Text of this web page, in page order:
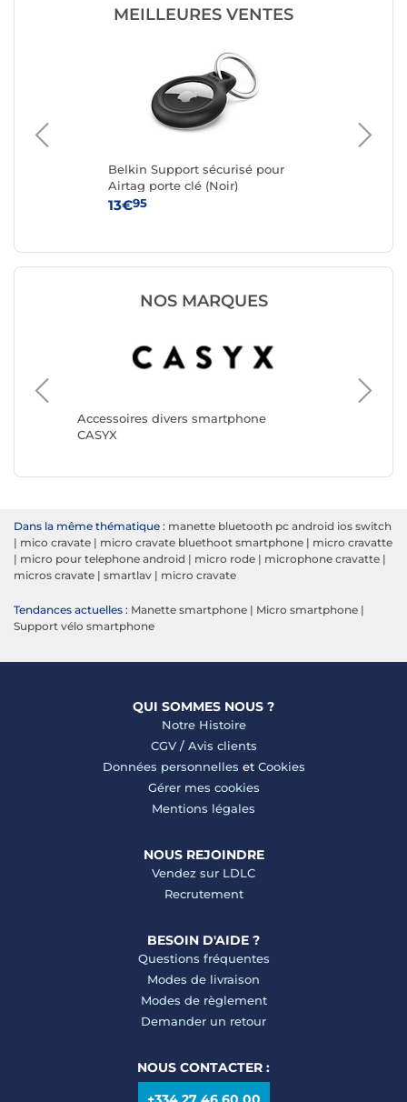
MEILLEURES VENTES
Belkin Support sécurisé pour
Airtag porte clé (Noir)
13€95
NOS MARQUES
Accessoires divers smartphone
CASYX
Boya
Dans la même thématique : manette bluetooth pc android ios switch
| mico cravate | micro cravate bluethoot smartphone | micro cravatte
| micro pour telephone android | micro rode | microphone cravatte |
micros cravate | smartlav | micro cravate
Tendances actuelles : Manette smartphone | Micro smartphone |
Support vélo smartphone
QUI SOMMES NOUS ?
Notre Histoire
CGV/ Avis clients
Données personnelles et Cookies
Gérer mes cookies
Mentions légales
NOUS REJOINDRE
Vendez sur LDLC
Recrutement
BESOIN D'AIDE ?
Questions fréquentes
Modes de livraison
Modes de règlement
Demander un retour
NOUS CONTACTER :